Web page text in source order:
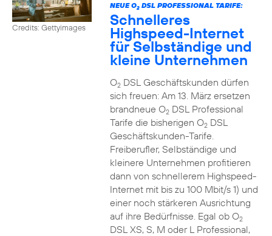
Credits: Gettyimages
NEUE O2DSL PROFESSIONAL TARIFE:
Schnelleres
Highspeed-Internet
für Selbständige und
kleine Unternehmen
O2DSL Geschäftskunden dürfen
sich freuen: Am 13. März ersetzen
brandneue O2DSL Professional
Tarife die bisherigen O2DSL
Geschäftskunden-Tarife.
Freiberufler, Selbständige und
kleinere Unternehmen profitieren
dann von schnellerem Highspeed-
Internet mit bis zu 100 Mbit/s 1) und
einer noch stärkeren Ausrichtung
auf ihre Bedürfnisse. Egal ob O2
DSL XS, S, M oder L Professional,